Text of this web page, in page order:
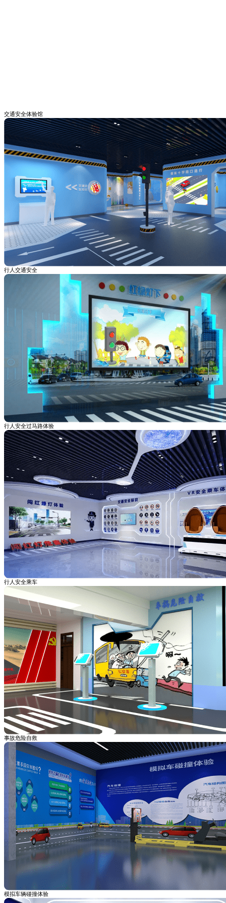
交通安全体验馆
行人交通安全
行人安全过马路体验
行人安全乘车
事故危险自救
模拟车辆碰撞体验